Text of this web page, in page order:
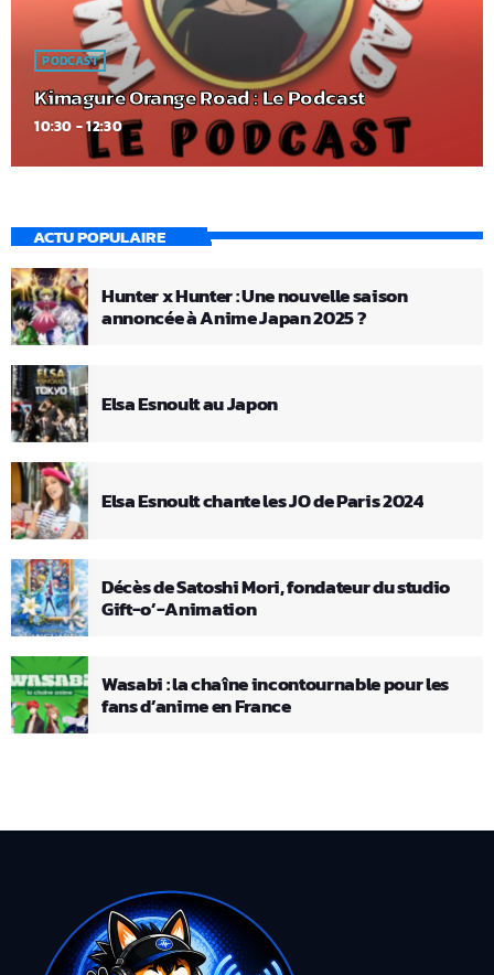
PODCAST
Kimagure Orange Road : Le Podcast
10:30 - 12:30
ACTU POPULAIRE
Hunter x Hunter : Une nouvelle saison
annoncée à Anime Japan 2025 ?
Elsa Esnoult au Japon
Elsa Esnoult chante les JO de Paris 2024
Décès de Satoshi Mori, fondateur du studio
Gift-o’-Animation
Wasabi : la chaîne incontournable pour les
fans d’anime en France